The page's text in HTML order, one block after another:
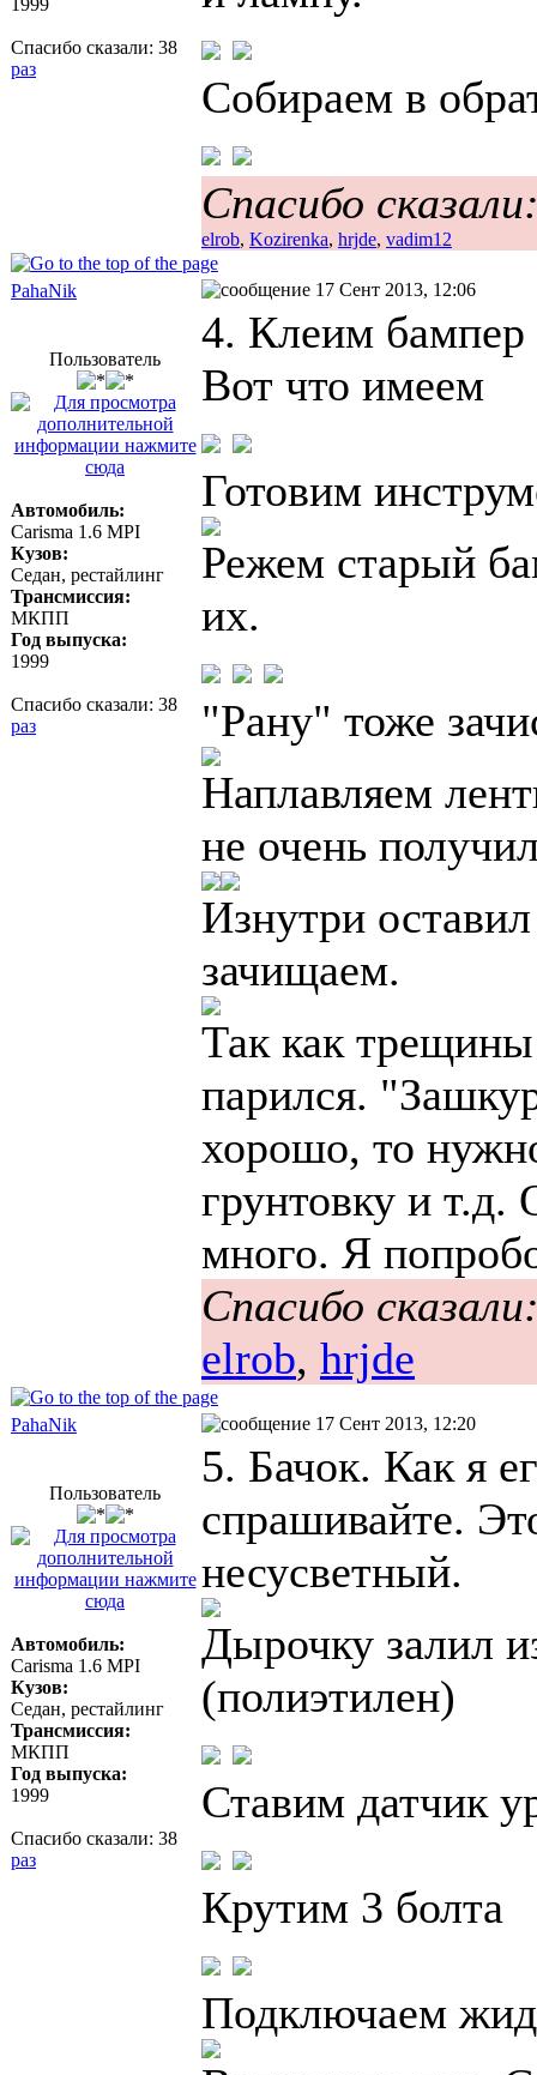
1999
Спасибо сказали: 38
раз
Собираем в
Спасибо
elrob, Kozirenka, hrjde, vadim12
PahaNik 17 Сент 2013, 12:06
Пользователь
Автомобиль:
Carisma 1.6 MPI
Кузов:
Седан, рестайлинг
Трансмиссия:
МКПП
Год выпуска:
1999
Спасибо сказали: 38
раз
4. Клеим бампер
Вот что имеем
Готовим
Режем старый
их.
"Рану" тоже
Наплавляем
не очень
Изнутри
зачищаем.
Так как
парился.
хорошо, то
грунтовку и т.д.
много. Я
Спасибо
elrob, hrjde
PahaNik 17 Сент 2013, 12:20
Пользователь
Автомобиль:
Carisma 1.6 MPI
Кузов:
Седан, рестайлинг
Трансмиссия:
МКПП
Год выпуска:
1999
Спасибо сказали: 38
раз
5. Бачок. Как я
спрашивайте.
несусветный.
Дырочку залил
(полиэтилен)
Ставим датчик
Крутим 3 болта
Подключаем